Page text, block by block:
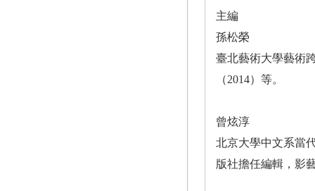
主編
孫松榮
臺北藝術大學藝術
（2014）等。
曾炫淳
北京大學中文系當
版社擔任編輯，影